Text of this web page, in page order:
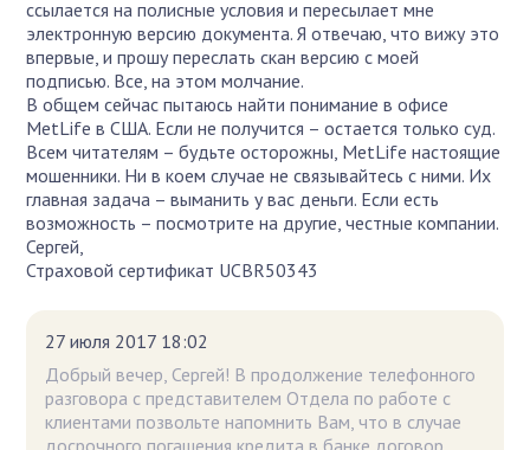
ссылается на полисные условия и пересылает мне
электронную версию документа. Я отвечаю, что вижу это
впервые, и прошу переслать скан версию с моей
подписью. Все, на этом молчание.
В общем сейчас пытаюсь найти понимание в офисе
MetLife в США. Если не получится – остается только суд.
Всем читателям – будьте осторожны, MetLife настоящие
мошенники. Ни в коем случае не связывайтесь с ними. Их
главная задача – выманить у вас деньги. Если есть
возможность – посмотрите на другие, честные компании.
Сергей,
Страховой сертификат UCBR50343
27 июля 2017 18:02
Добрый вечер, Сергей! В продолжение телефонного
разговора с представителем Отдела по работе с
клиентами позвольте напомнить Вам, что в случае
досрочного погашения кредита в банке договор